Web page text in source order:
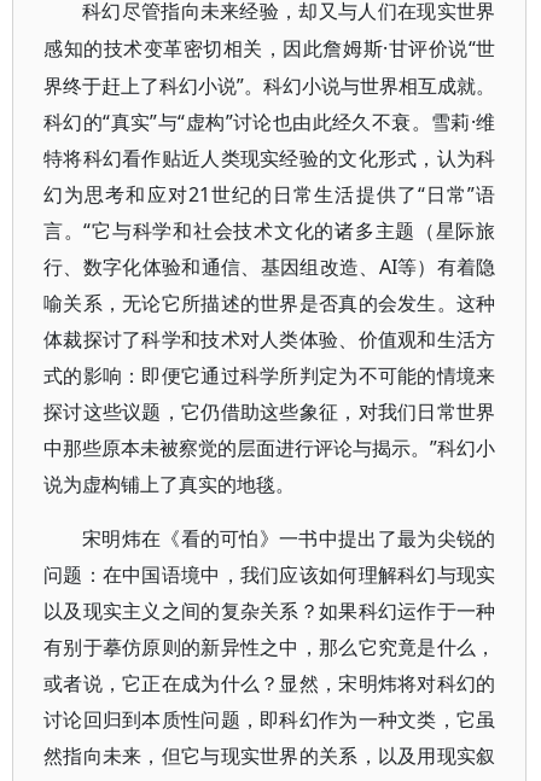
科幻尽管指向未来经验，却又与人们在现实世界
感知的技术变革密切相关，因此詹姆斯·甘评价说“世
界终于赶上了科幻小说”。科幻小说与世界相互成就。
科幻的“真实”与“虚构”讨论也由此经久不衰。雪莉·维
特将科幻看作贴近人类现实经验的文化形式，认为科
幻为思考和应对21世纪的日常生活提供了“日常”语
言。“它与科学和社会技术文化的诸多主题（星际旅
行、数字化体验和通信、基因组改造、AI等）有着隐
喻关系，无论它所描述的世界是否真的会发生。这种
体裁探讨了科学和技术对人类体验、价值观和生活方
式的影响：即便它通过科学所判定为不可能的情境来
探讨这些议题，它仍借助这些象征，对我们日常世界
中那些原本未被察觉的层面进行评论与揭示。”科幻小
说为虚构铺上了真实的地毯。
宋明炜在《看的可怕》一书中提出了最为尖锐的
问题：在中国语境中，我们应该如何理解科幻与现实
以及现实主义之间的复杂关系？如果科幻运作于一种
有别于摹仿原则的新异性之中，那么它究竟是什么，
或者说，它正在成为什么？显然，宋明炜将对科幻的
讨论回归到本质性问题，即科幻作为一种文类，它虽
然指向未来，但它与现实世界的关系，以及用现实叙